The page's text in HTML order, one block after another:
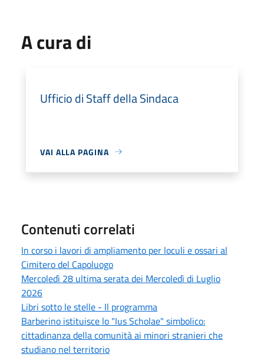
A cura di
Ufficio di Staff della Sindaca
VAI ALLA PAGINA
Contenuti correlati
In corso i lavori di ampliamento per loculi e ossari al
Cimitero del Capoluogo
Mercoledì 28 ultima serata dei Mercoledì di Luglio
2026
Libri sotto le stelle - Il programma
Barberino istituisce lo "Ius Scholae" simbolico:
cittadinanza della comunità ai minori stranieri che
studiano nel territorio